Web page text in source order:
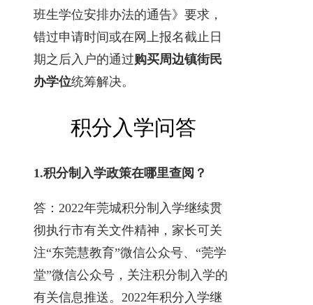
班生学位安排办法的通告》要求，
错过申请时间或在网上报名截止日
期之后入户的通过购买周边镇街民
办学位统筹解决。
积分入学问答
1.积分制入学政策在哪里查阅？
答：2022年莞城积分制入学继续贯
彻执行市有关文件精神，家长可关
注“东莞慧教育”微信公众号、“莞学
堂”微信公众号，关注积分制入学的
有关信息推送。2022年积分入学继